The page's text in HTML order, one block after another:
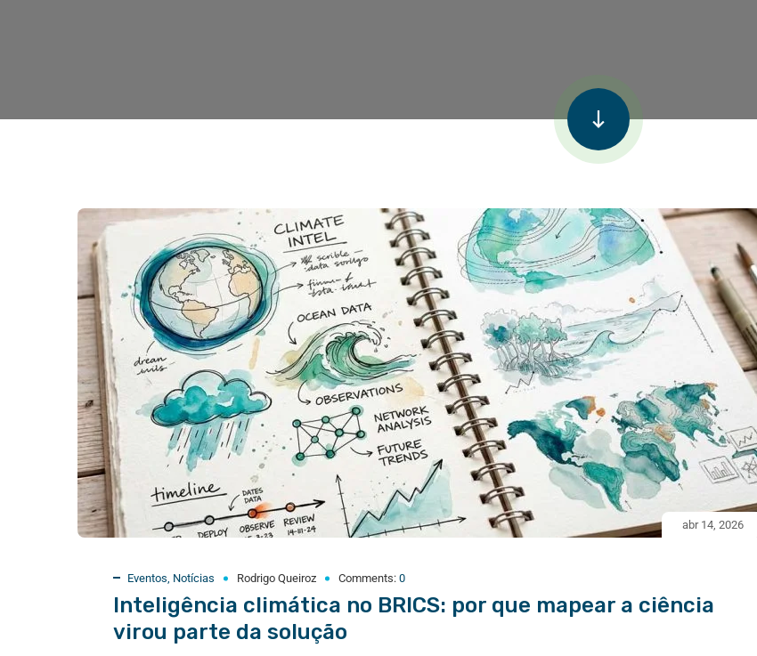
abr 14, 2026
Eventos, Notícias Rodrigo Queiroz Comments: 0
Inteligência climática no BRICS: por que mapear a ciência
virou parte da solução